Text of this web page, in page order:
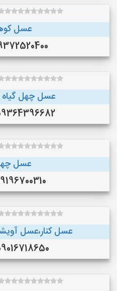
عسل
09372520400
عسل چهل
09364396682
عسل
09196700310
عسل کنار،عسل
09016718650